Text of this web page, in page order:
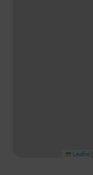
Leaflet